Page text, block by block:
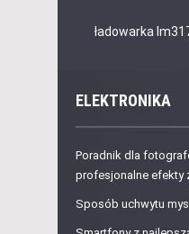
ładowarka
ELEKTRONIKA
Poradnik dla
profesjonalne efekty
Sposób uchwytu